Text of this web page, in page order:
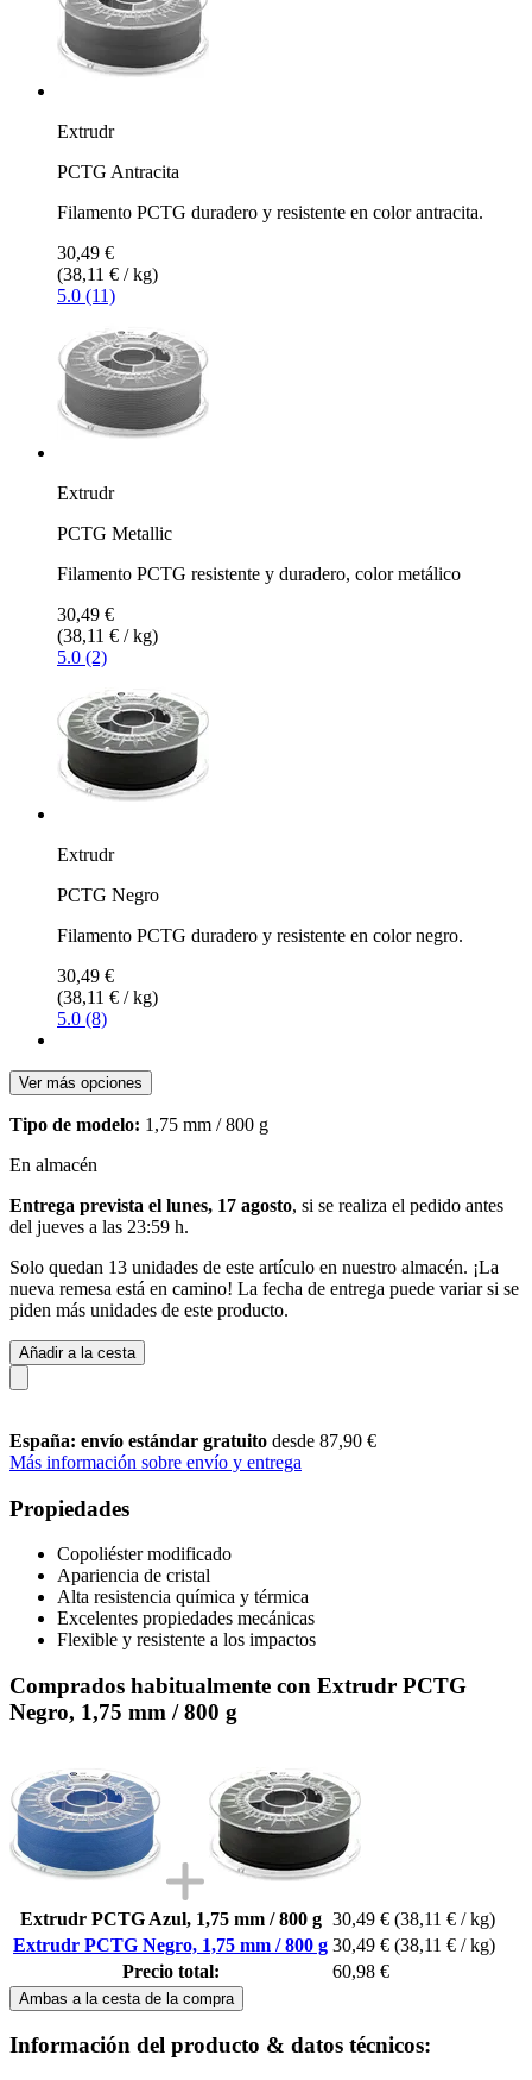
Extrudr
PCTG Antracita
Filamento PCTG duradero y resistente en color antracita.
30,49 €
(38,11 € / kg)
5.0 (11)
Extrudr
PCTG Metallic
Filamento PCTG resistente y duradero, color metálico
30,49 €
(38,11 € / kg)
5.0 (2)
Extrudr
PCTG Negro
Filamento PCTG duradero y resistente en color negro.
30,49 €
(38,11 € / kg)
5.0 (8)
Ver más opciones
Tipo de modelo: 1,75 mm / 800 g
En almacén
Entrega prevista el lunes, 17 agosto, si se realiza el pedido antes
del jueves a las 23:59 h.
Solo quedan 13 unidades de este artículo en nuestro almacén. ¡La
nueva remesa está en camino! La fecha de entrega puede variar si se
piden más unidades de este producto.
Añadir a la cesta
España: envío estándar gratuito desde 87,90 €
Más información sobre envío y entrega
Propiedades
Copoliéster modificado
Apariencia de cristal
Alta resistencia química y térmica
Excelentes propiedades mecánicas
Flexible y resistente a los impactos
Comprados habitualmente con Extrudr PCTG
Negro, 1,75 mm / 800 g
Extrudr PCTG Azul, 1,75 mm / 800 g 30,49 € (38,11 € / kg)
Extrudr PCTG Negro, 1,75 mm / 800 g 30,49 € (38,11 € / kg)
Precio total:
60,98 €
Ambas a la cesta de la compra
Información del producto & datos técnicos: